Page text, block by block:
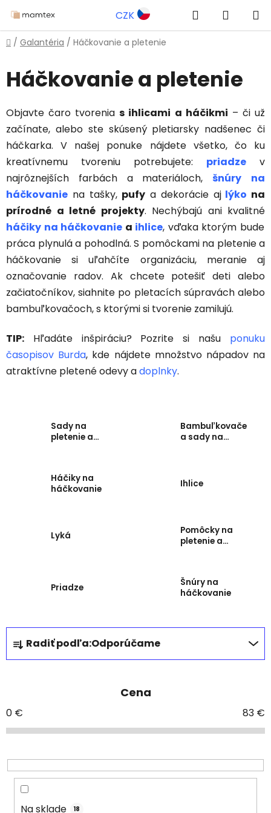
na
obsah
CZK Hľadať
KOŠÍK
Domov
/ Galantéria / Háčkovanie a pletenie
Háčkovanie a pletenie
Objavte čaro tvorenias ihlicami a háčikmi – či už
začínate, alebo ste skúsený pletiarsky nadšenec či
háčkarka. V našej ponuke nájdete všetko, čo ku
kreatívnemu tvoreniu potrebujete: priadze v
najrôznejších farbách a materiáloch,šnúry
na
háčkovanie na tašky, pufy a dekorácie ajlýko na
prírodné a letné projekty. Nechýbajú ani kvalitné
háčiky na háčkovanie a ihlice, vďaka ktorým bude
práca plynulá a pohodlná. S pomôckami na pletenie a
háčkovanie si uľahčíte organizáciu, meranie aj
označovanie radov. Ak chcete potešiť deti alebo
začiatočníkov, siahnite po pletacích súpravách alebo
bambuľkovačoch, s ktorými si tvorenie zamilujú.
TIP: Hľadáte inšpiráciu? Pozrite si našu ponuku
časopisov Burda, kde nájdete množstvo nápadov na
atraktívne pletené odevy adoplnky.
Sady na
pletenie a
Bambuľkovače
a sady na
Háčiky na
háčkovanie
Ihlice
Lyká
Pomôcky na
pletenie a
Priadze
Šnúry na
háčkovanie
R
a
d
i
e
r
o
Radiť podľa:Odporúčame
Cena
0 € 83 €
Na sklade 18